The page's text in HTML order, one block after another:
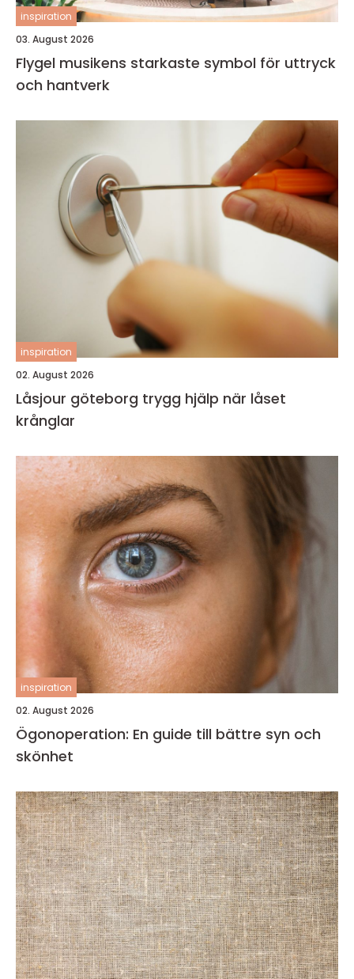
inspiration
03. August 2026
Flygel musikens starkaste symbol för uttryck
och hantverk
inspiration
02. August 2026
Låsjour göteborg trygg hjälp när låset
krånglar
inspiration
02. August 2026
Ögonoperation: En guide till bättre syn och
skönhet